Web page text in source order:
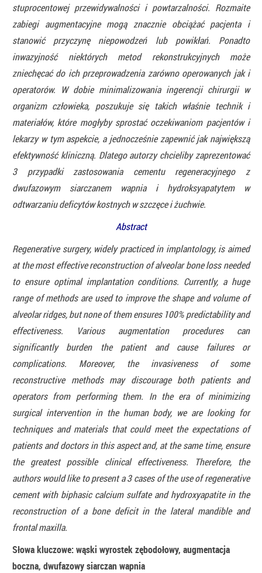
stuprocentowej przewidywalności i powtarzalności. Rozmaite
zabiegi augmentacyjne mogą znacznie obciążać pacjenta i
stanowić przyczynę niepowodzeń lub powikłań. Ponadto
inwazyjność niektórych metod rekonstrukcyjnych może
zniechęcać do ich przeprowadzenia zarówno operowanych jak i
operatorów. W dobie minimalizowania ingerencji chirurgii w
organizm człowieka, poszukuje się takich właśnie technik i
materiałów, które mogłyby sprostać oczekiwaniom pacjentów i
lekarzy w tym aspekcie, a jednocześnie zapewnić jak największą
efektywność kliniczną. Dlatego autorzy chcieliby zaprezentować
3 przypadki zastosowania cementu regeneracyjnego z
dwufazowym siarczanem wapnia i hydroksyapatytem w
odtwarzaniu deficytów kostnych w szczęce i żuchwie.
Abstract
Regenerative surgery, widely practiced in implantology, is aimed
at the most effective reconstruction of alveolar bone loss needed
to ensure optimal implantation conditions. Currently, a huge
range of methods are used to improve the shape and volume of
alveolar ridges, but none of them ensures 100% predictability and
effectiveness. Various augmentation procedures can
significantly burden the patient and cause failures or
complications. Moreover, the invasiveness of some
reconstructive methods may discourage both patients and
operators from performing them. In the era of minimizing
surgical intervention in the human body, we are looking for
techniques and materials that could meet the expectations of
patients and doctors in this aspect and, at the same time, ensure
the greatest possible clinical effectiveness. Therefore, the
authors would like to present a 3 cases of the use of regenerative
cement with biphasic calcium sulfate and hydroxyapatite in the
reconstruction of a bone deficit in the lateral mandible and
frontal maxilla.
Słowa kluczowe: wąski wyrostek zębodołowy, augmentacja
boczna, dwufazowy siarczan wapnia